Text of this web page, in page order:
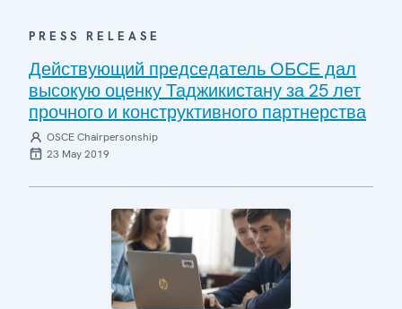
PRESS RELEASE
Действующий председатель ОБСЕ дал
высокую оценку Таджикистану за 25 лет
прочного и конструктивного партнерства
OSCE Chairpersonship
23 May 2019